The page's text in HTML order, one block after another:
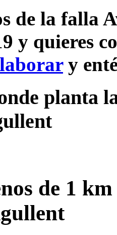
de la falla
y quieres
y
planta
de 1